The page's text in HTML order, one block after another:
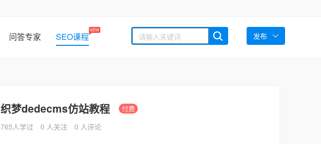
问答专家 SEO课程
NEW
发布
织梦dedecms仿站教程 付费
765人学过 0 人关注 0 人评论